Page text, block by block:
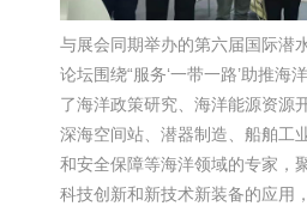
与展会同期举办的第六届国际潜
论坛围绕“服务‘一带一路’助推海
了海洋政策研究、海洋能源资源
深海空间站、潜器制造、船舶工
和安全保障等海洋领域的专家，
科技创新和新技术新装备的应用